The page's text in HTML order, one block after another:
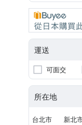
運送
可面交
所在地
台北市 新北